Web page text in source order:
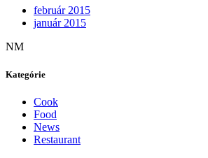
február 2015
január 2015
NM
Kategórie
Cook
Food
News
Restaurant